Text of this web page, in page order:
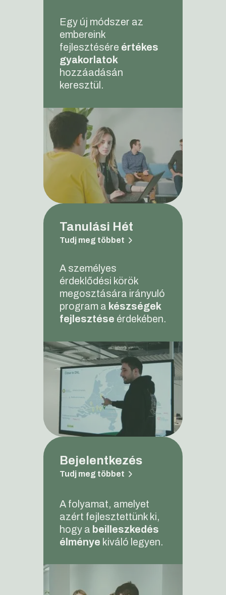
Egy új módszer az
embereink
fejlesztésére értékes
gyakorlatok
hozzáadásán
keresztül.
Tanulási Hét
Tudj meg többet
A személyes
érdeklődési körök
megosztására irányuló
program a készségek
fejlesztése érdekében.
Bejelentkezés
Tudj meg többet
A folyamat, amelyet
azért fejlesztettünk ki,
hogy a beilleszkedés
élménye kiváló legyen.